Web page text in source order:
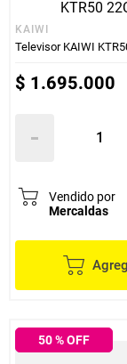
KAIWI
Televisor KAIWI
$ 1.695.000
Vendido por
Mercaldas
50% OFF